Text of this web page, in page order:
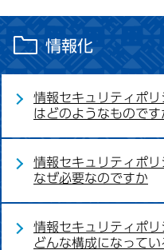
情報化
情報セキュリティポリ
はどのようなものです
情報セキュリティポリ
なぜ必要なのですか
情報セキュリティポリ
どんな構成になってい